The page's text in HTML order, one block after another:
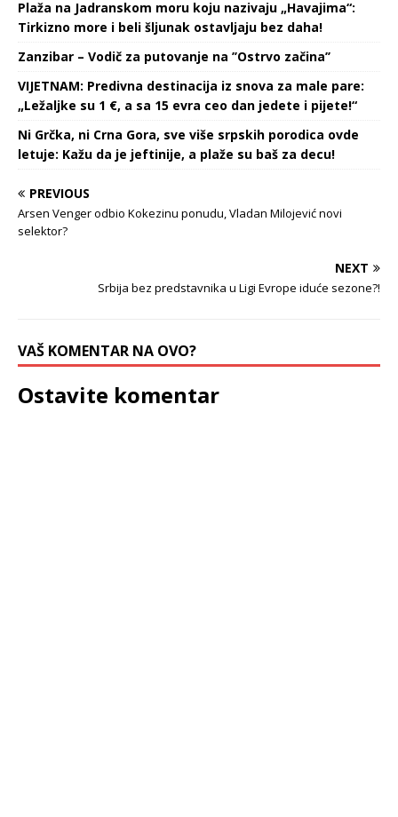
Plaža na Jadranskom moru koju nazivaju „Havajima“:
Tirkizno more i beli šljunak ostavljaju bez daha!
Zanzibar – Vodič za putovanje na ’’Ostrvo začina’’
VIJETNAM: Predivna destinacija iz snova za male pare:
„Ležaljke su 1 €, a sa 15 evra ceo dan jedete i pijete!“
Ni Grčka, ni Crna Gora, sve više srpskih porodica ovde
letuje: Kažu da je jeftinije, a plaže su baš za decu!
PREVIOUS
Arsen Venger odbio Kokezinu ponudu, Vladan Milojević novi
selektor?
NEXT
Srbija bez predstavnika u Ligi Evrope iduće sezone?!
VAŠ KOMENTAR NA OVO?
Ostavite komentar